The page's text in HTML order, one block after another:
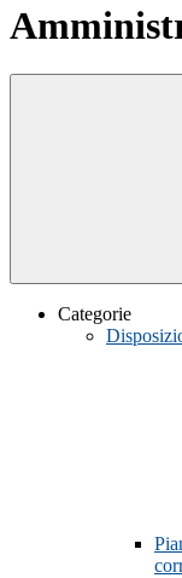
Categorie